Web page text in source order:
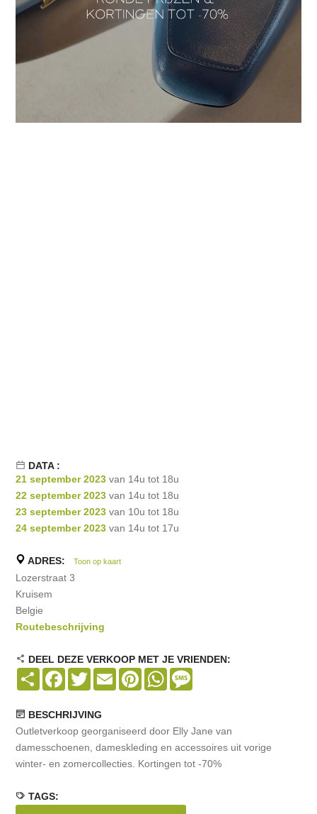
DATA :
21 september 2023 van 14u tot 18u
22 september 2023 van 14u tot 18u
23 september 2023 van 10u tot 18u
24 september 2023 van 14u tot 17u
ADRES: Toon op kaart
Lozerstraat 3
Kruisem
Belgie
Routebeschrijving
DEEL DEZE VERKOOP MET JE VRIENDEN:
Share Facebook
TwitterEmail PinterestWhatsApp
BESCHRIJVING
Outletverkoop georganiseerd door Elly Jane van
damesschoenen, dameskleding en accessoires uit vorige
winter- en zomercollecties. Kortingen tot -70%
TAGS: